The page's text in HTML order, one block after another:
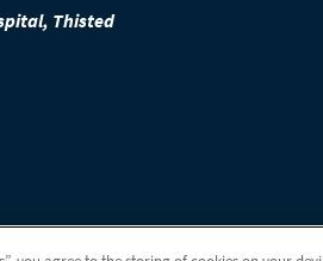
Thisted